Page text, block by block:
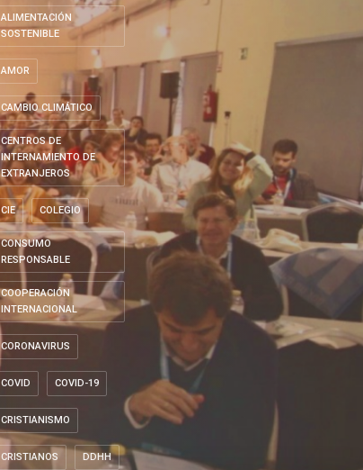
ALIMENTACIÓN
SOSTENIBLE
AMOR
CAMBIO CLIMÁTICO
CENTROS DE
INTERNAMIENTO DE
EXTRANJEROS
CIE COLEGIO
CONSUMO
RESPONSABLE
COOPERACIÓN
INTERNACIONAL
CORONAVIRUS
COVID COVID-19
CRISTIANISMO
CRISTIANOS DDHH